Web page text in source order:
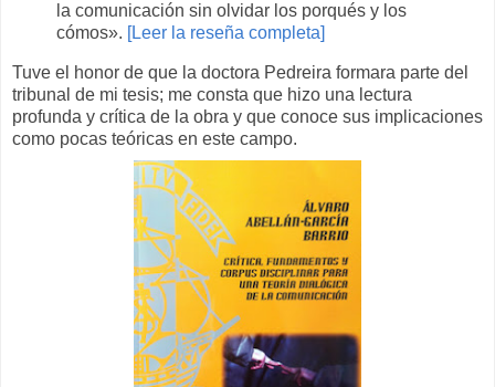
la comunicación sin olvidar los porqués y los
cómos». [Leer la reseña completa]
Tuve el honor de que la doctora Pedreira formara parte del
tribunal de mi tesis; me consta que hizo una lectura
profunda y crítica de la obra y que conoce sus implicaciones
como pocas teóricas en este campo.